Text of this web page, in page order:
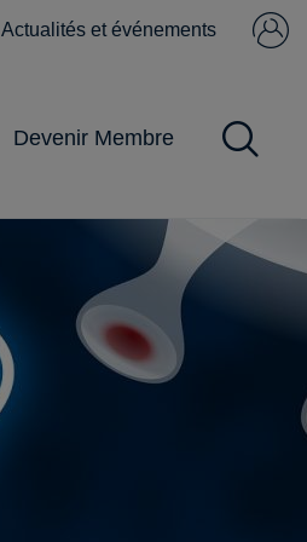
Actualités et événements
Devenir Membre